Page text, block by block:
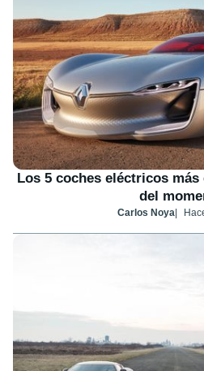
Los 5 coches eléctricos
del
Carlos Noya